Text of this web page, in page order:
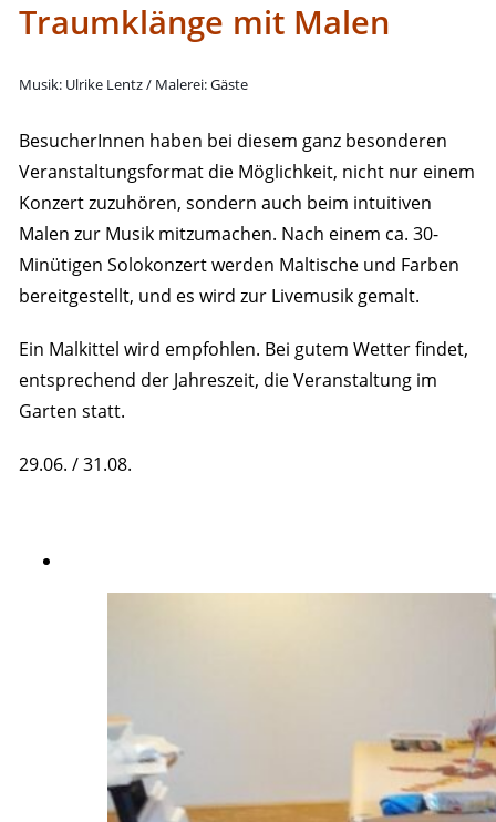
Traumklänge mit Malen
Musik: Ulrike Lentz / Malerei: Gäste
BesucherInnen haben bei diesem ganz besonderen
Veranstaltungsformat die Möglichkeit, nicht nur einem
Konzert zuzuhören, sondern auch beim intuitiven
Malen zur Musik mitzumachen. Nach einem ca. 30-
Minütigen Solokonzert werden Maltische und Farben
bereitgestellt, und es wird zur Livemusik gemalt.
Ein Malkittel wird empfohlen. Bei gutem Wetter findet,
entsprechend der Jahreszeit, die Veranstaltung im
Garten statt.
29.06. / 31.08.